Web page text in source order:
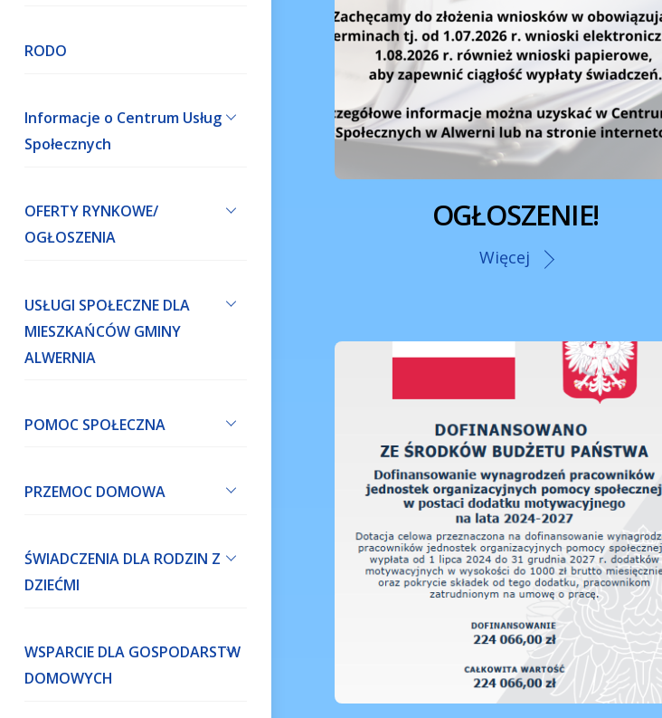
RODO
Informacje o Centrum Usług
Społecznych
OFERTY RYNKOWE/
OGŁOSZENIA
USŁUGI SPOŁECZNE DLA
MIESZKAŃCÓW GMINY
ALWERNIA
POMOC SPOŁECZNA
PRZEMOC DOMOWA
ŚWIADCZENIA DLA RODZIN Z
DZIEĆMI
WSPARCIE DLA GOSPODARSTW
DOMOWYCH
OGŁOSZENIE!
Więcej